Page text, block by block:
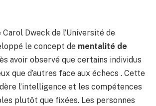
Dweck de l’Université de
le concept de mentalité de
avoir observé que certains individus
que d’autres face aux échecs . Cette
l’intelligence et les compétences
plutôt que fixées. Les personnes